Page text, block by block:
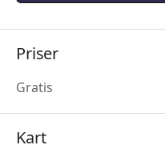
Priser
Gratis
Kart